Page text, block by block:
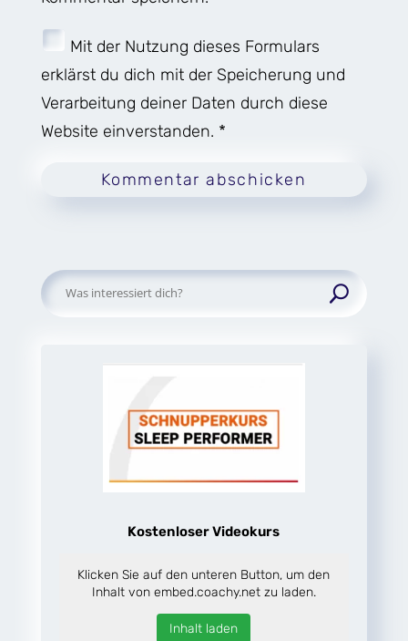
Mit der Nutzung dieses Formulars
erklärst du dich mit der Speicherung und
Verarbeitung deiner Daten durch diese
Website einverstanden. *
Kommentar abschicken
Suchen
Kostenloser Videokurs
Klicken Sie auf den unteren Button, um den
Inhalt von embed.coachy.net zu laden.
Inhalt laden